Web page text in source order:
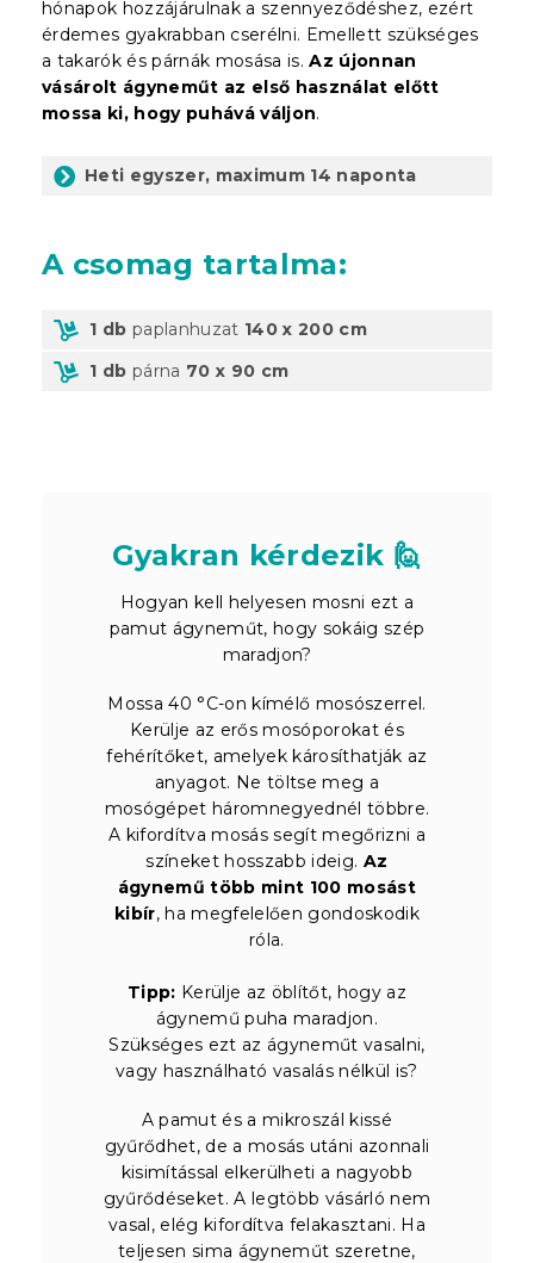
hónapok hozzájárulnak a szennyeződéshez, ezért
érdemes gyakrabban cserélni. Emellett szükséges
a takarók és párnák mosása is.Az újonnan
vásárolt ágyneműt az első használat előtt
mossa ki, hogy puhává váljon.
Heti egyszer, maximum 14 naponta
A csomag tartalma:
1 db paplanhuzat 140 x 200 cm
1 db párna 70 x 90 cm
Gyakran kérdezik 🙋
Hogyan kell helyesen mosni ezt a
pamut ágyneműt, hogy sokáig szép
maradjon?
Mossa 40 °C-on kímélő mosószerrel.
Kerülje az erős mosóporokat és
fehérítőket, amelyek károsíthatják az
anyagot. Ne töltse meg a
mosógépet háromnegyednél többre.
A kifordítva mosás segít megőrizni a
színeket hosszabb ideig. Az
ágynemű több mint 100 mosást
kibír, ha megfelelően gondoskodik
róla.
Tipp: Kerülje az öblítőt, hogy az
ágynemű puha maradjon.
Szükséges ezt az ágyneműt vasalni,
vagy használható vasalás nélkül is?
A pamut és a mikroszál kissé
gyűrődhet, de a mosás utáni azonnali
kisimítással elkerülheti a nagyobb
gyűrődéseket. A legtöbb vásárló nem
vasal, elég kifordítva felakasztani. Ha
teljesen sima ágyneműt szeretne,